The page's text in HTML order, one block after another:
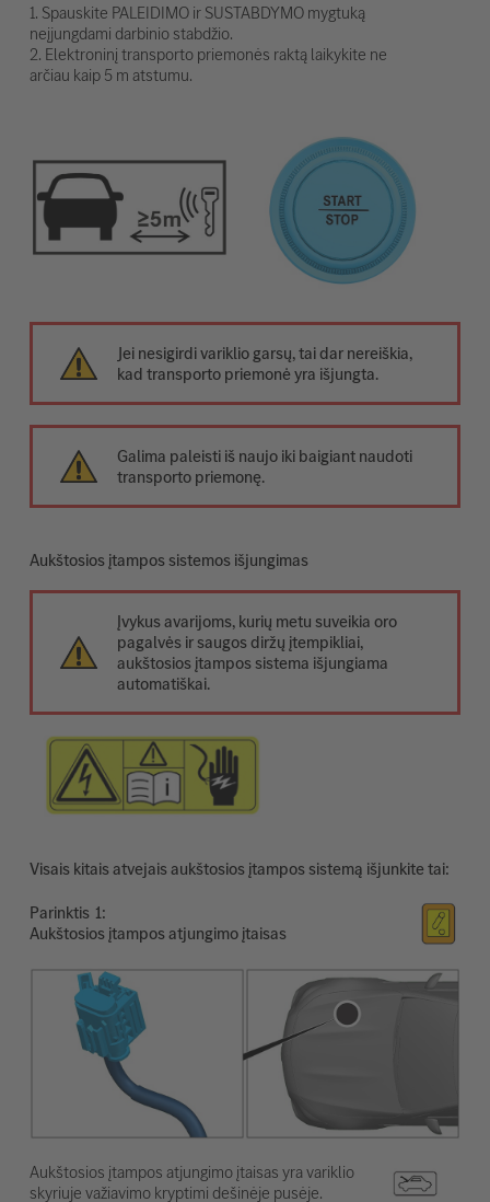
1. Spauskite PALEIDIMO ir SUSTABDYMO mygtuką
neįjungdami darbinio stabdžio.
2. Elektroninį transporto priemonės raktą laikykite ne
arčiau kaip 5 m atstumu.
Jei nesigirdi variklio garsų, tai dar nereiškia,
kad transporto priemonė yra išjungta.
Galima paleisti iš naujo iki baigiant naudoti
transporto priemonę.
Aukštosios įtampos sistemos išjungimas
Įvykus avarijoms, kurių metu suveikia oro
pagalvės ir saugos diržų įtempikliai,
aukštosios įtampos sistema išjungiama
automatiškai.
Visais kitais atvejais aukštosios įtampos sistemą išjunkite tai:
Parinktis
Aukštosios įtampos atjungimo įtaisas
Aukštosios įtampos atjungimo įtaisas yra variklio
skyriuje važiavimo kryptimi dešinėje pusėje.